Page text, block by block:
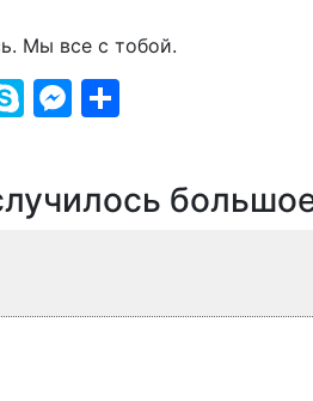
Мы все с тобой.
SkypeMessenger